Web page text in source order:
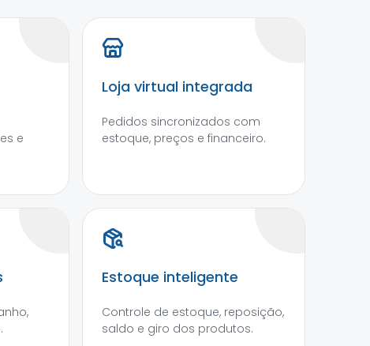
e
Loja virtual integrada
Pedidos sincronizados com
estoque, preços e financeiro.
Estoque inteligente
Controle de estoque, reposição,
saldo e giro dos produtos.